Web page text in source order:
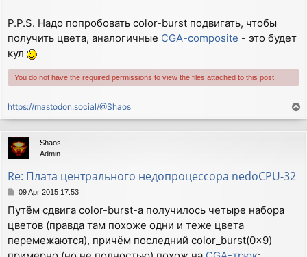
P.P.S. Надо попробовать color-burst подвигать, чтобы
получить цвета, аналогичные CGA-composite - это будет
кул
You do not have the required permissions to view the files attached to this post.
https://mastodon.social/@Shaos
o
p
Shaos
Admin
Re: Плата центрального недопроцессора nedoCPU-32
P
s
t
09 Apr 2015 17:53
Путём сдвига color-burst-a получилось четыре набора
цветов (правда там похоже одни и теже цвета
перемежаются), причём последний color_burst(0x9)